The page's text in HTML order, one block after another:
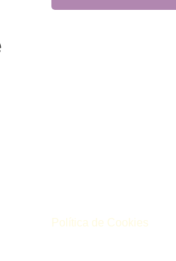
Política de Cookies